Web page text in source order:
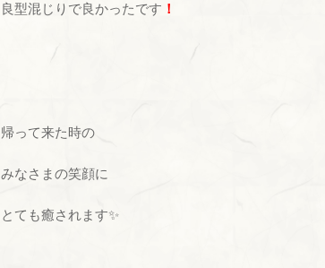
良型混じりで良かったです ！
帰って来た時の
みなさまの笑顔に
とても癒されます✨